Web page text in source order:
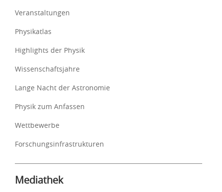
Veranstaltungen
Physikatlas
Highlights der Physik
Wissenschaftsjahre
Lange Nacht der Astronomie
Physik zum Anfassen
Wettbewerbe
Forschungsinfrastrukturen
Mediathek